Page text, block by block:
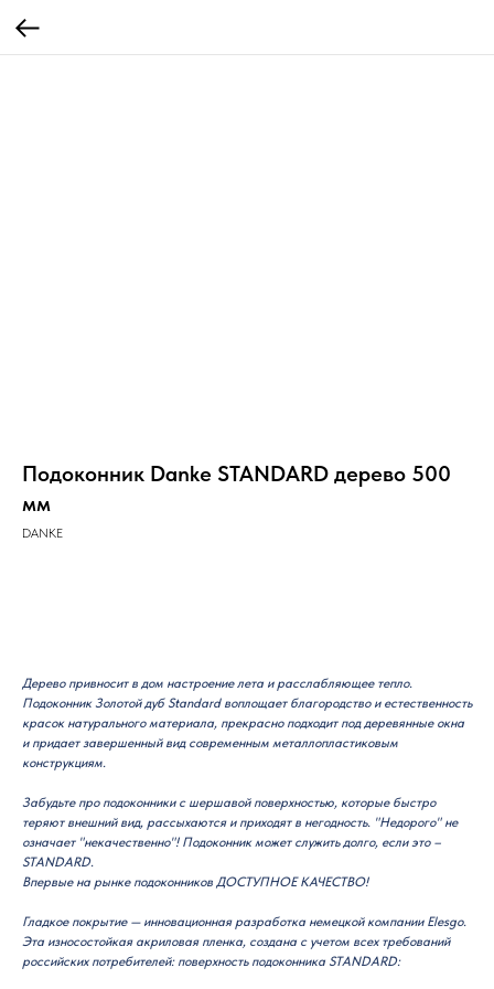
Подоконник Danke STANDARD дерево 500
мм
DANKE
Дерево привносит в дом настроение лета и расслабляющее тепло.
Подоконник Золотой дуб Standard воплощает благородство и естественность
красок натурального материала, прекрасно подходит под деревянные окна
и придает завершенный вид современным металлопластиковым
конструкциям.
Забудьте про подоконники с шершавой поверхностью, которые быстро
теряют внешний вид, рассыхаются и приходят в негодность. "Недорого" не
означает "некачественно"! Подоконник может служить долго, если это –
STANDARD.
Впервые на рынке подоконников ДОСТУПНОЕ КАЧЕСТВО!
Гладкое покрытие — инновационная разработка немецкой компании Elesgo.
Эта износостойкая акриловая пленка, создана с учетом всех требований
российских потребителей: поверхность подоконника STANDARD: